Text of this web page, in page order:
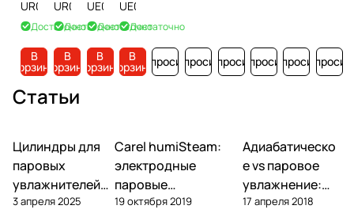
UR002HD204
Достаточно
В
корзину
UR002HD104
Достаточно
В
корзину
UE003XL0E1
Достаточно
В
корзину
UE003XD0E1
Достаточно
В
корзинуЗапроситьЗапроситьЗапроситьЗапроситьЗапросить
Статьи
Увлажнение
Цилиндры для
паровых
увлажнителей
Carel: замена,
3 апреля 2025
Увлажнение
Carel humiSteam:
электродные
паровые
увлажнители —
19 октября 2019
Увлажнение
Адиабатическо
е vs паровое
увлажнение:
что выбрать
17 апреля 2018